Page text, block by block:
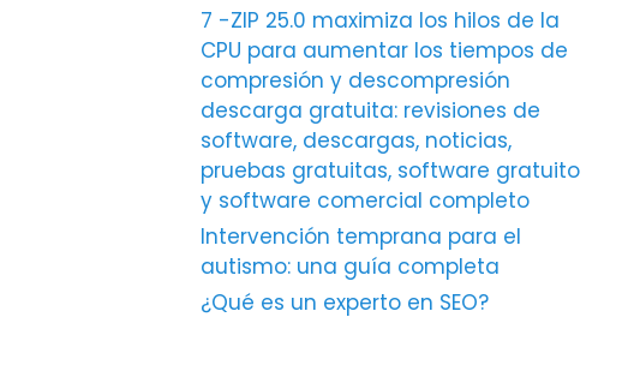
7 -ZIP 25.0 maximiza los hilos de la
CPU para aumentar los tiempos de
compresión y descompresión
descarga gratuita: revisiones de
software, descargas, noticias,
pruebas gratuitas, software gratuito
y software comercial completo
Intervención temprana para el
autismo: una guía completa
¿Qué es un experto en SEO?